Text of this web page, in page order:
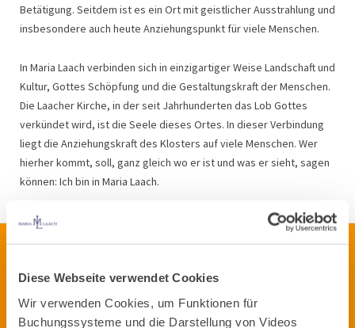
Diese Webseite verwendet Cookies
Wir verwenden Cookies, um Funktionen für
Buchungssysteme und die Darstellung von Videos
Betätigung. Seitdem ist es ein Ort mit geistlicher Ausstrahlung und
insbesondere auch heute Anziehungspunkt für viele Menschen.
In Maria Laach verbinden sich in einzigartiger Weise Landschaft und
Kultur, Gottes Schöpfung und die Gestaltungskraft der Menschen.
Die Laacher Kirche, in der seit Jahrhunderten das Lob Gottes
verkündet wird, ist die Seele dieses Ortes. In dieser Verbindung
liegt die Anziehungskraft des Klosters auf viele Menschen. Wer
hierher kommt, soll, ganz gleich wo er ist und was er sieht, sagen
können: Ich bin in Maria Laach.